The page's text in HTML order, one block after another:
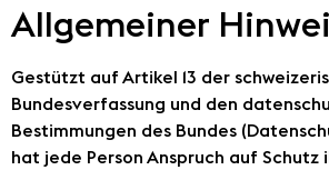
Allgemeiner
Gestützt auf Artikel 13 der
Bundesverfassung und den
Bestimmungen des Bundes
hat jede Person Anspruch auf Schutz